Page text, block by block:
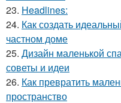
23. Headlines:
24. Как создать
частном доме
25. Дизайн маленькой
советы и идеи
26. Как превратить
пространство